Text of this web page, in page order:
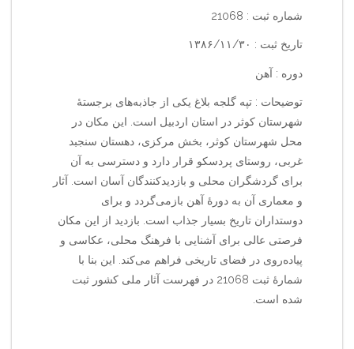
شماره ثبت : 21068
تاریخ ثبت : ۱۳۸۶/۱۱/۳۰
دوره : آهن
توضیحات : تپه گلجه بلاغ یکی از جاذبه‌های برجستهٔ
شهرستان کوثر در استان اردبیل است. این مکان در
محل شهرستان کوثر، بخش مرکزی، دهستان سنجبد
غربی، روستای پردسکو قرار دارد و دسترسی به آن
برای گردشگران محلی و بازدیدکنندگان آسان است. آثار
و معماری آن به دورهٔ آهن بازمی‌گردد و برای
دوستداران تاریخ بسیار جذاب است. بازدید از این مکان
فرصتی عالی برای آشنایی با فرهنگ محلی، عکاسی و
پیاده‌روی در فضای تاریخی فراهم می‌کند. این بنا با
شمارهٔ ثبت 21068 در فهرست آثار ملی کشور ثبت
شده است.